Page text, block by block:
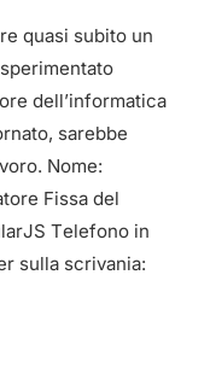
quasi subito un
dell’informatica
sarebbe
Nome:
Fissa del
Telefono in
sulla scrivania: